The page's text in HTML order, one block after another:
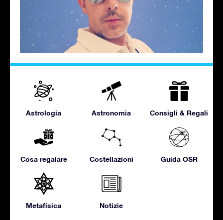
Astrologia Astronomia Consigli & Regali
Cosa regalare Costellazioni Guida OSR
Metafisica Notizie